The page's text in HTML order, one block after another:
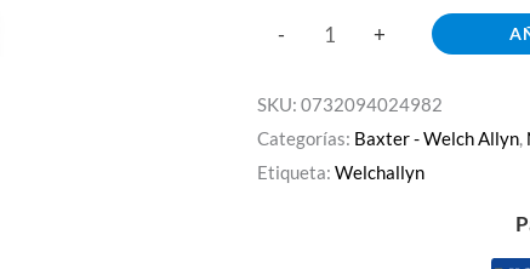
- +
SKU:0732094024982
Categorías: Baxter - Welch Allyn,
Etiqueta:Welchallyn